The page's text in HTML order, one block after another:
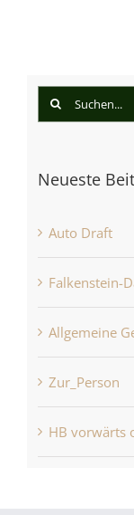
Suche
Neueste
Auto Draft
Falkenstein-
Allgemeine
Zur_Person
HB vorwärts